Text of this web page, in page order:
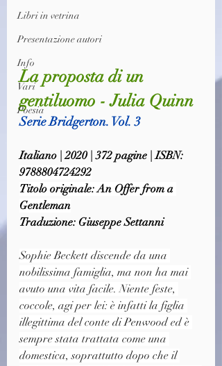
Libri in vetrina
Presentazione autori
Info
Vari
Poesia
La proposta di un
gentiluomo - Julia Quinn
Serie Bridgerton. Vol. 3
Italiano | 2020 | 372 pagine | ISBN:
9788804724292
Titolo originale: An Offer from a
Gentleman
Traduzione: Giuseppe Settanni
Sophie Beckett discende da una
nobilissima famiglia, ma non ha mai
avuto una vita facile. Niente feste,
coccole, agi per lei: è infatti la figlia
illegittima del conte di Penwood ed è
sempre stata trattata come una
domestica, soprattutto dopo che il